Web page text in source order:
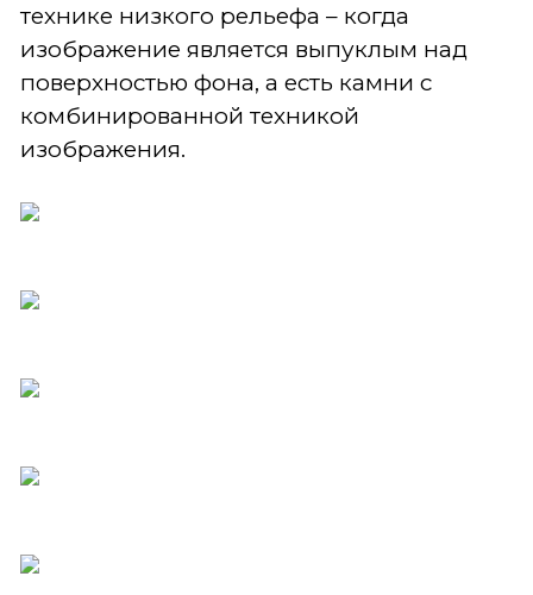
технике низкого рельефа – когда
изображение является выпуклым над
поверхностью фона, а есть камни с
комбинированной техникой
изображения.